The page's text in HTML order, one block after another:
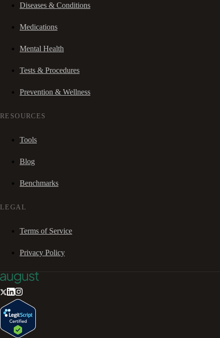
Diseases & Conditions
Medications
Mental Health
Tests & Procedures
Prevention & Wellness
RESOURCES
Tools
Blog
Benchmarks
LEGAL
Terms of Service
Privacy Policy